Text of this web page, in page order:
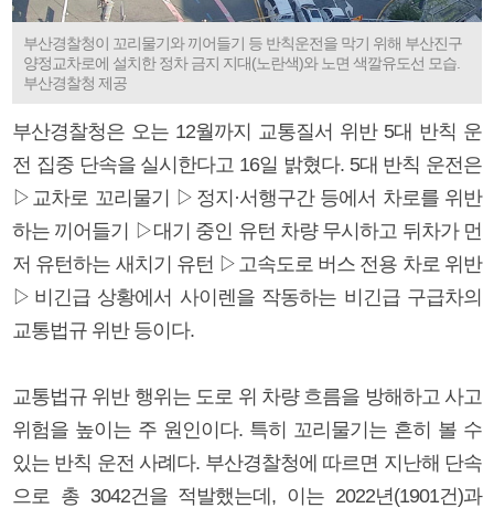
부산경찰청이 꼬리물기와 끼어들기 등 반칙운전을 막기 위해 부산진구
양정교차로에 설치한 정차 금지 지대(노란색)와 노면 색깔유도선 모습.
부산경찰청 제공
부산경찰청은 오는 12월까지 교통질서 위반 5대 반칙 운
전 집중 단속을 실시한다고 16일 밝혔다. 5대 반칙 운전은
▷교차로 꼬리물기 ▷정지·서행구간 등에서 차로를 위반
하는 끼어들기 ▷대기 중인 유턴 차량 무시하고 뒤차가 먼
저 유턴하는 새치기 유턴 ▷고속도로 버스 전용 차로 위반
▷비긴급 상황에서 사이렌을 작동하는 비긴급 구급차의
교통법규 위반 등이다.
교통법규 위반 행위는 도로 위 차량 흐름을 방해하고 사고
위험을 높이는 주 원인이다. 특히 꼬리물기는 흔히 볼 수
있는 반칙 운전 사례다. 부산경찰청에 따르면 지난해 단속
으로 총 3042건을 적발했는데, 이는 2022년(1901건)과